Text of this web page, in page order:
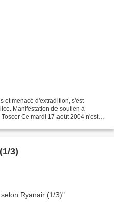
et menacé d'extradition, s'est
Manifestation de soutien à
Ce mardi 17 août 2004 n'est
3)